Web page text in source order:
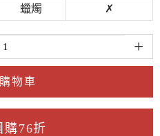
蠟燭 ✗
+
物車
購76折